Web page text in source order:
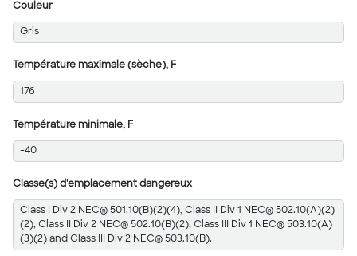
Couleur
Gris
Température maximale (sèche), F
176
Température minimale, F
-40
Classe(s) d'emplacement dangereux
Class I Div 2 NEC® 501.10(B)(2)(4), Class II Div 1 NEC® 502.10(A)(2)
(2), Class II Div 2 NEC® 502.10(B)(2), Class III Div 1 NEC® 503.10(A)
(3)(2) and Class III Div 2 NEC® 503.10(B).